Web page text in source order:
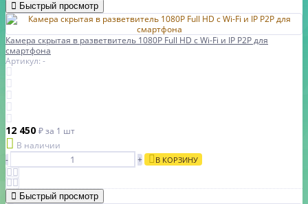
Быстрый просмотр
Камера скрытая в разветвитель 1080P Full HD с Wi-Fi и IP P2P для
смартфона
Артикул: -
12 450 ₽за 1 шт
В наличии
-
+ В КОРЗИНУ
Быстрый просмотр